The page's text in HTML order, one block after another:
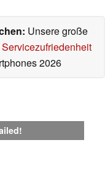
Unsere große
2026